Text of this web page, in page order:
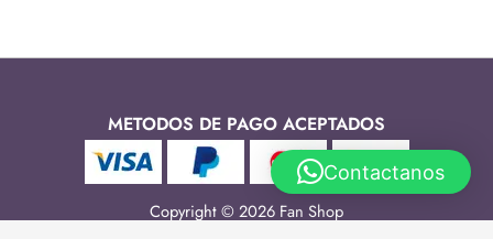
METODOS DE PAGO ACEPTADOS
Copyright © 2026 Fan Shop
Contactanos